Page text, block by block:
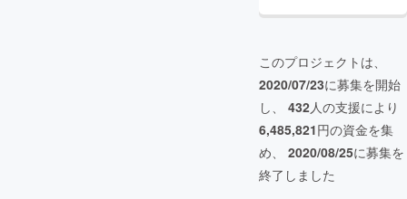
このプロジェクトは、
2020/07/23に募集を開始
し、 432人の支援により
6,485,821円の資金を集
め、 2020/08/25に募集を
終了しました